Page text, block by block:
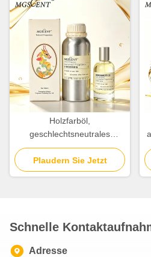
Holzfarböl,
geschlechtsneutrales
Parfümöl und Duftöl für den
täglichen Gebrauch
Plaudern Sie Jetzt
Schnelle
Adresse